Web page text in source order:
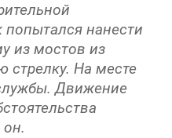
нанести
из мостов из
стрелку. На месте
Движение